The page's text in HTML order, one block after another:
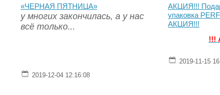
«ЧЕРНАЯ ПЯТНИЦА»
у многих закончилась, а у нас
всё только...
2019-12-04 12:16:08
АКЦИЯ!!!
упаковка
АКЦИЯ!!!
!!!
2019-11-15